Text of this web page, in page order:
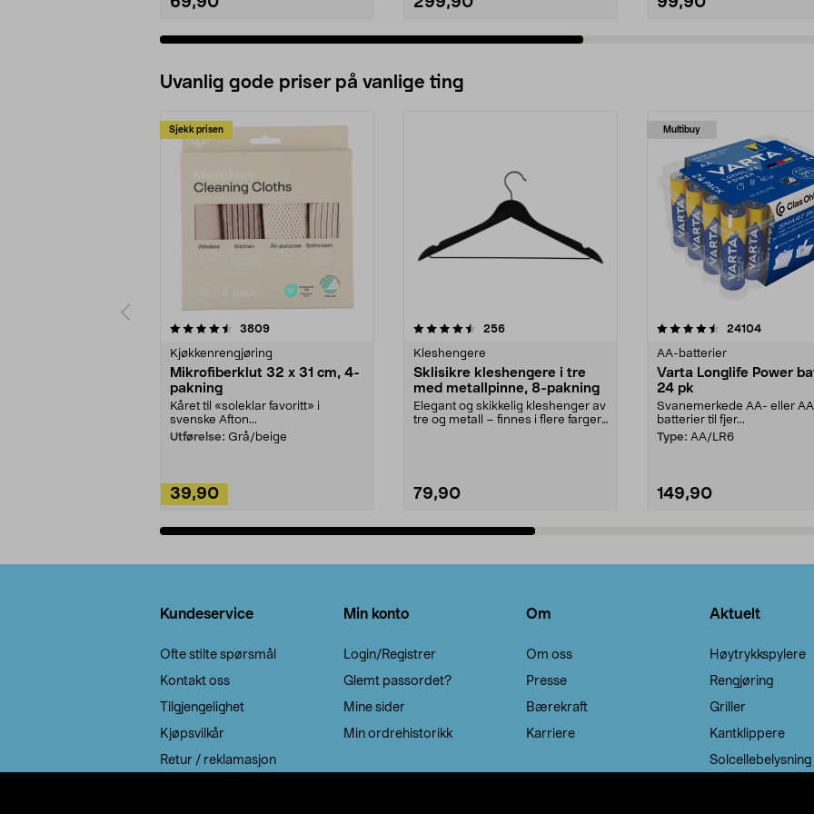
Uvanlig gode priser på vanlige ting
Sjekk prisen
3809anmeldelser
Kjøkkenrengjøring
Mikrofiberklut 32 x 31 cm, 4-
pakning
Kåret til «soleklar favoritt» i
svenske Afton...
Utførelse: Grå/beige
39,90
4.5av 5 stjerner 256anmeldelser
Kleshengere
Sklisikre kleshengere i tre
med metallpinne, 8-pakning
Elegant og skikkelig kleshenger av
tre og metall – finnes i flere farger.
79,90
Multibuy
4.5av 5 stjerner 24104
AA-batterier
Varta Longlife Power
24 pk
Svanemerkede AA- eller
batterier til fjer...
Type: AA/LR6
149,90
4.5av 5 stjerner
Kundeservice
Ofte stilte spørsmål
Kontakt oss
Tilgjengelighet
Kjøpsvilkår
Retur / reklamasjon
Min konto
Login/Registrer
Glemt passordet?
Mine sider
Min ordrehistorikk
Om
Om oss
Presse
Bærekraft
Karriere
Aktuelt
Høytrykkspylere
Rengjøring
Griller
Kantklippere
Solcellebelysning